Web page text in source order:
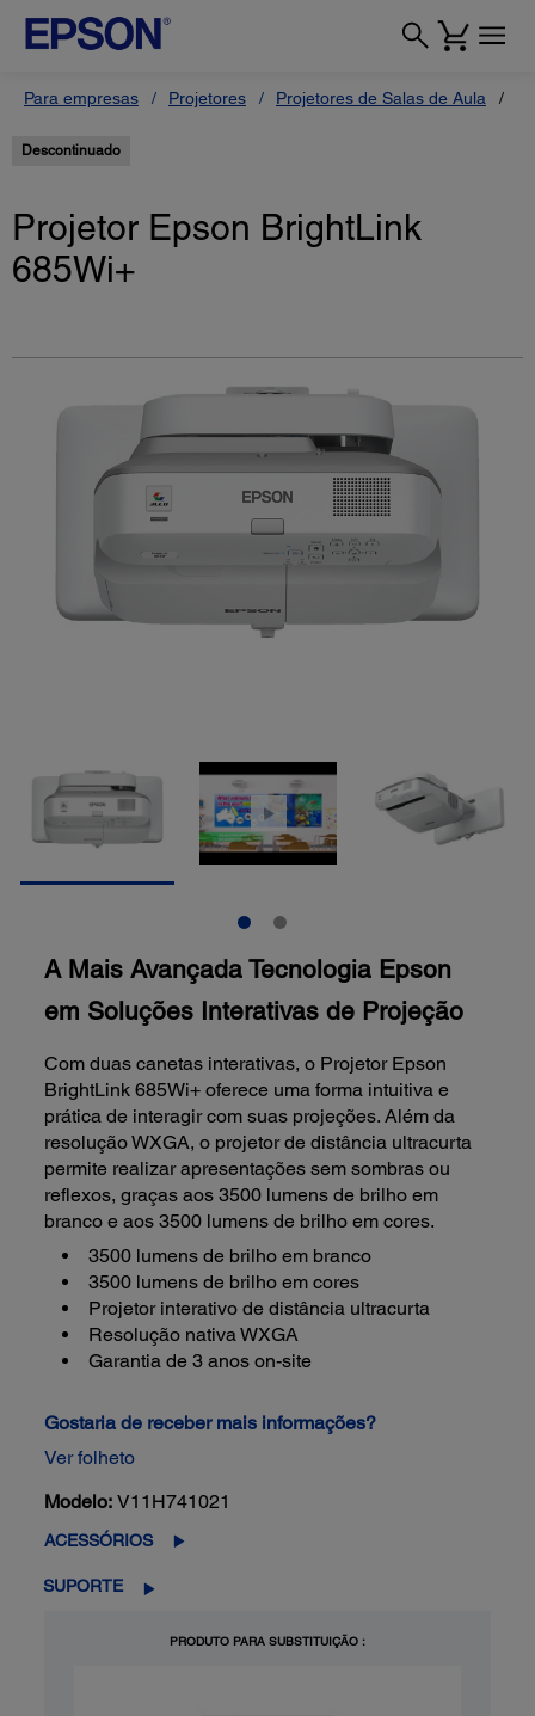
Para empresas Projetores Projetores de Salas de Aula
Descontinuado
Projetor Epson BrightLink
685Wi+
A Mais Avançada Tecnologia Epson
em Soluções Interativas de Projeção
Com duas canetas interativas, o Projetor Epson
BrightLink 685Wi+ oferece uma forma intuitiva e
prática de interagir com suas projeções. Além da
resolução WXGA, o projetor de distância ultracurta
permite realizar apresentações sem sombras ou
reflexos, graças aos 3500 lumens de brilho em
branco e aos 3500 lumens de brilho em cores.
3500 lumens de brilho em branco
3500 lumens de brilho em cores
Projetor interativo de distância ultracurta
Resolução nativa WXGA
Garantia de 3 anos on-site
Gostaria de receber mais informações?
Ver folheto
Modelo: V11H741021
ACESSÓRIOS
SUPORTE
PRODUTO PARA SUBSTITUIÇÃO :